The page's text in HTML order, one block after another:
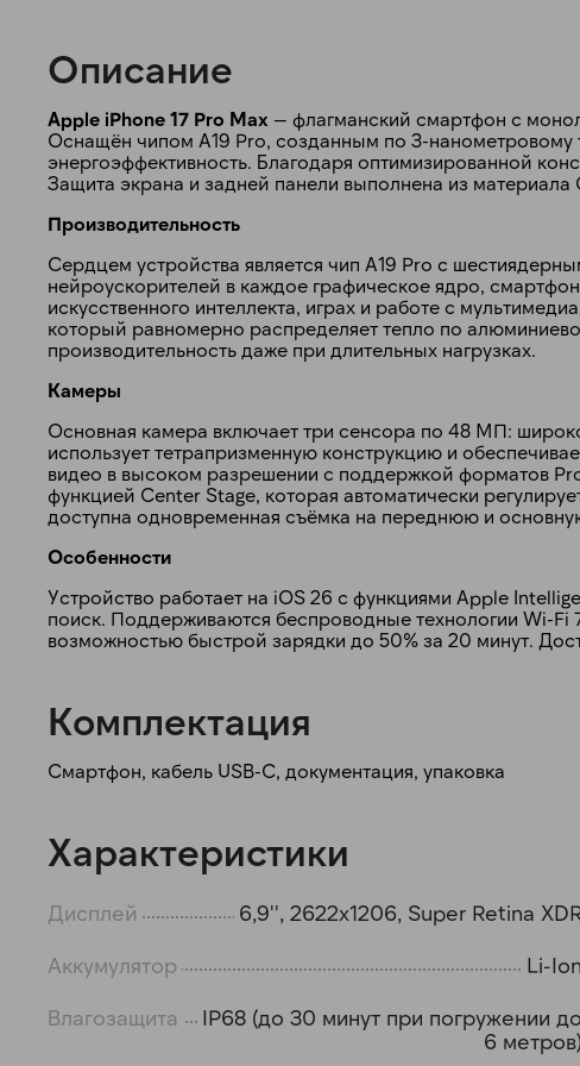
Описание
Apple iPhone 17 Pro Max — флагманский смартфон с
Оснащён чипом A19 Pro, созданным по 3-нанометровому
энергоэффективность. Благодаря оптимизированной
Защита экрана и задней панели выполнена из материала
Производительность
Сердцем устройства является чип A19 Pro с
нейроускорителей в каждое графическое ядро,
искусственного интеллекта, играх и работе с
который равномерно распределяет тепло по
производительность даже при длительных нагрузках.
Камеры
Основная камера включает три сенсора по 48 МП:
использует тетрапризменную конструкцию и
видео в высоком разрешении с поддержкой форматов
функцией Center Stage, которая автоматически
доступна одновременная съёмка на переднюю и
Особенности
Устройство работает на iOS 26 с функциями Apple
поиск. Поддерживаются беспроводные технологии Wi-Fi
возможностью быстрой зарядки до 50% за 20 минут.
Комплектация
Смартфон, кабель USB-C, документация, упаковка
Характеристики
Дисплей
6,9'', 2622x1206, Super Retina
Аккумулятор
Li-Ion
Влагозащита
IP68 (до 30 минут при погружении до
6 метров)